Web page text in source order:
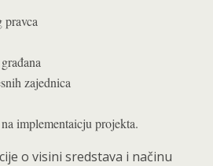
zajednica
implementaicju projekta.
o visini sredstava i načinu